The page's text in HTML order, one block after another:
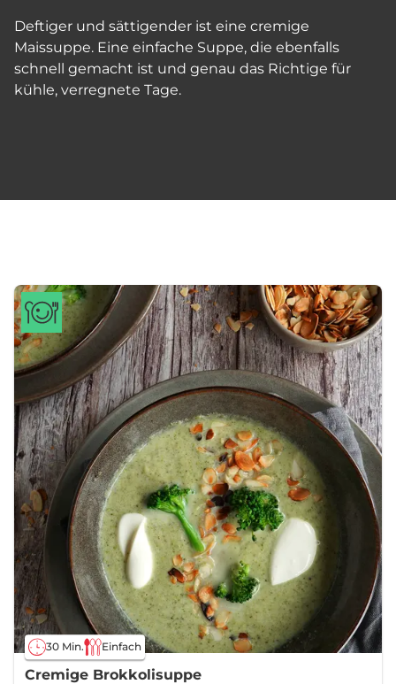
Deftiger und sättigender ist eine cremige
Maissuppe. Eine einfache Suppe, die ebenfalls
schnell gemacht ist und genau das Richtige für
kühle, verregnete Tage.
30 Min. Einfach
Cremige Brokkolisuppe